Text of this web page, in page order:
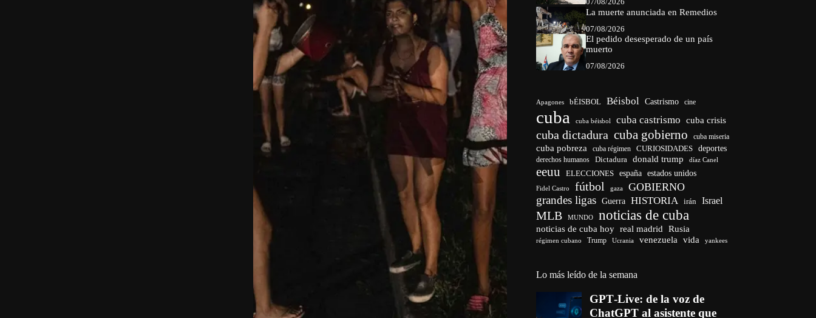
La muerte anunciada en Remedios
07/08/2026
El pedido desesperado de un país
muerto
07/08/2026
Apagones bÉISBOL Béisbol Castrismo cine
cuba cuba béisbol cuba castrismo cuba crisis
cuba dictadura cuba gobierno cuba miseria
cuba pobreza cuba régimen CURIOSIDADES deportes
derechos humanos Dictadura donald trump díaz Canel
eeuu ELECCIONES españa estados unidos
Fidel Castro fútbol gaza GOBIERNO
grandes ligas Guerra HISTORIA irán Israel
MLB MUNDO noticias de cuba
noticias de cuba hoy real madrid Rusia
régimen cubano Trump Ucrania venezuela vida yankees
Lo más leído de la semana